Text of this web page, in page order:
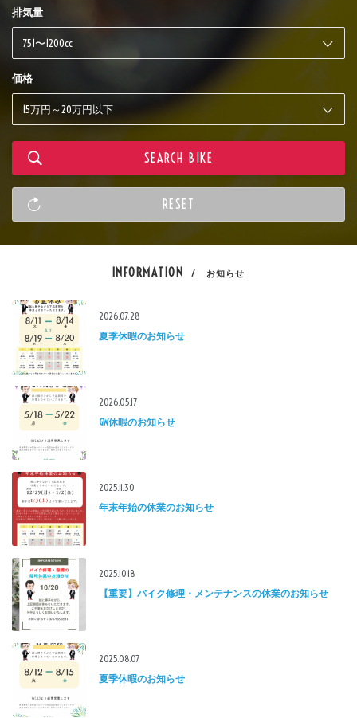
排気量
価格
INFORMATION / お知らせ
2026.07.28
夏季休暇のお知らせ
2026.05.17
GW休暇のお知らせ
2025.11.30
年末年始の休業のお知らせ
2025.10.18
【重要】バイク修理・メンテナンスの休業のお知らせ
2025.08.07
夏季休暇のお知らせ